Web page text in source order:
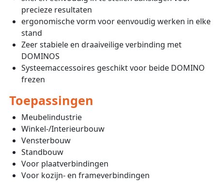
precieze resultaten
ergonomische vorm voor eenvoudig werken in elke
stand
Zeer stabiele en draaiveilige verbinding met
DOMINOS
Systeemaccessoires geschikt voor beide DOMINO
frezen
Toepassingen
Meubelindustrie
Winkel-/Interieurbouw
Vensterbouw
Standbouw
Voor plaatverbindingen
Voor kozijn- en frameverbindingen